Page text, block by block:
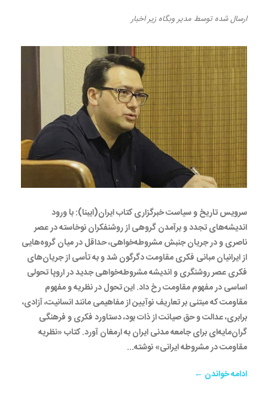
ارسال شدهتوسط مدیر وبگاه زیراخبار
سرویس تاریخ و سیاست خبرگزاری کتاب ایران(ایبنا): با ورود
اندیشه‌های تجدد و برآمدن گروهی از روشنفکران نوخاسته در عصر
ناصری و در جریان جنبش مشروطه‌خواهی، حداقل در میان گروه‌هایی
از ایرانیان مبانی فکری مقاومت دگرگون شد و به تأسی از جریان‌های
فکری عصر روشنگری و اندیشه مشروطه‌خواهی جدید در اروپا تحولی
اساسی در مفهوم مقاومت رخ داد. این تحول در نظریه و مفهوم
مقاومت که مبتنی بر تعاریف نوآیین از مفاهیمی مانند انسانیت، آزادی،
برابری، عدالت و حق صیانت از ذات بود، دستاورد فکری و فرهنگی
گران‌مایه‌ای برای جامعه مدنی ایران به ارمغان آورد. کتاب «نظریه
مقاومت در مشروطه ایرانی» نوشته...
ادامه خواندن ←